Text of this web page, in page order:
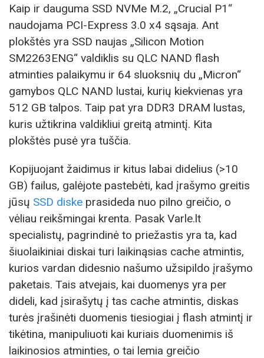
Kaip ir dauguma SSD NVMe M.2, „Crucial P1“
naudojama PCI-Express 3.0 x4 sąsaja. Ant
plokštės yra SSD naujas „Silicon Motion
SM2263ENG“ valdiklis su QLC NAND flash
atminties palaikymu ir 64 sluoksnių du „Micron“
gamybos QLC NAND lustai, kurių kiekvienas yra
512 GB talpos. Taip pat yra DDR3 DRAM lustas,
kuris užtikrina valdikliui greitą atmintį. Kita
plokštės pusė yra tuščia.
Kopijuojant žaidimus ir kitus labai didelius (>10
GB) failus, galėjote pastebėti, kad įrašymo greitis
jūsų SSD diske prasideda nuo pilno greičio, o
vėliau reikšmingai krenta. Pasak Varle.lt
specialistų, pagrindinė to priežastis yra ta, kad
šiuolaikiniai diskai turi laikinąsias cache atmintis,
kurios vardan didesnio našumo užsipildo įrašymo
paketais. Tais atvejais, kai duomenys yra per
dideli, kad įsirašytų į tas cache atmintis, diskas
turės įrašinėti duomenis tiesiogiai į flash atmintį ir
tikėtina, manipuliuoti kai kuriais duomenimis iš
laikinosios atminties, o tai lemia greičio